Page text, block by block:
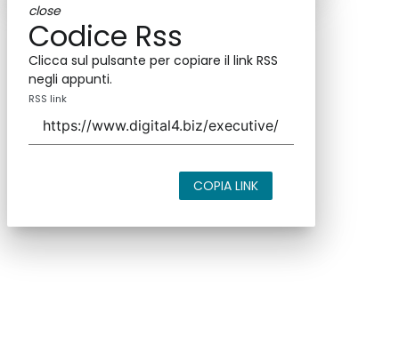
close
Codice Rss
Clicca sul pulsante per copiare il link RSS
negli appunti.
RSS link
COPIA LINK